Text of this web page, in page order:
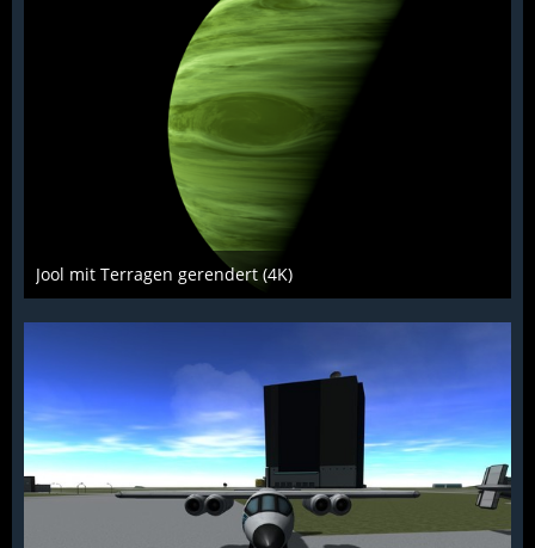
Jool mit Terragen gerendert (4K)
Scarabaeus
16. Dezember 2015
1.202
3 1